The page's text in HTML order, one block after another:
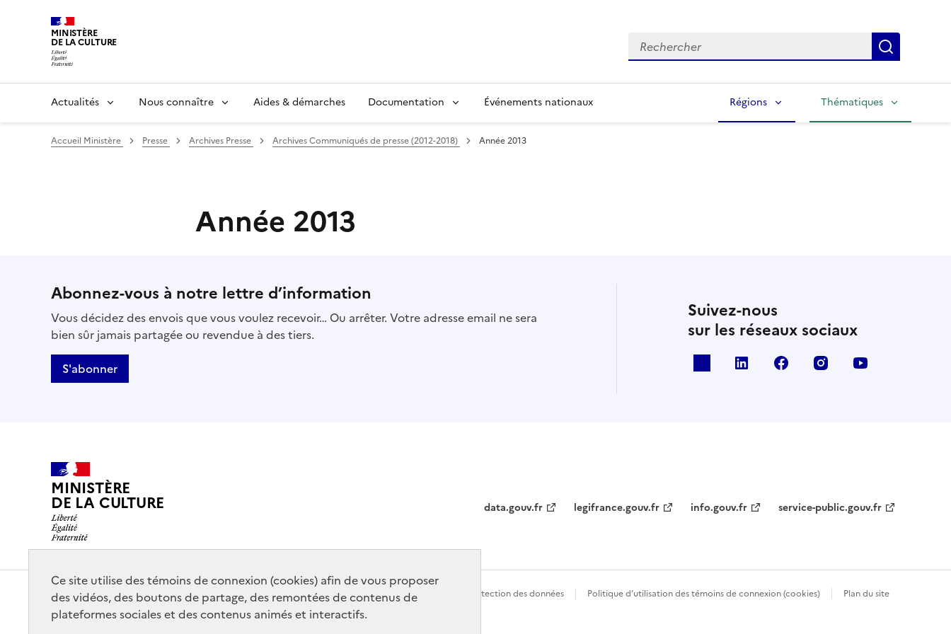
Ce site utilise des témoins de connexion (cookies) afin de vous proposer
des vidéos, des boutons de partage, des remontées de contenus de
plateformes sociales et des contenus animés et interactifs.
MINISTÈRE
DE LA CULTURE Rechercher
Actualités Nous connaître Aides & démarches Documentation Événements nationaux Régions Thématiques
Accueil Ministère Presse Archives Presse Archives Communiqués de presse (2012-2018) Année 2013
Année 2013
Abonnez-vous à notre lettre d’information
Vous décidez des envois que vous voulez recevoir… Ou arrêter. Votre adresse email ne sera
bien sûr jamais partagée ou revendue à des tiers.
S'abonner
Suivez-nous
sur les réseaux sociaux
linkedin facebook instagram
MINISTÈRE
DE LA CULTURE data.gouv.fr legifrance.gouv.fr info.gouv.fr service-public.gouv.fr
Contact Mentions légales Accessibilité : partiellement conforme Politique générale de protection des données Politique d’utilisation des témoins de connexion (cookies) Plan du site